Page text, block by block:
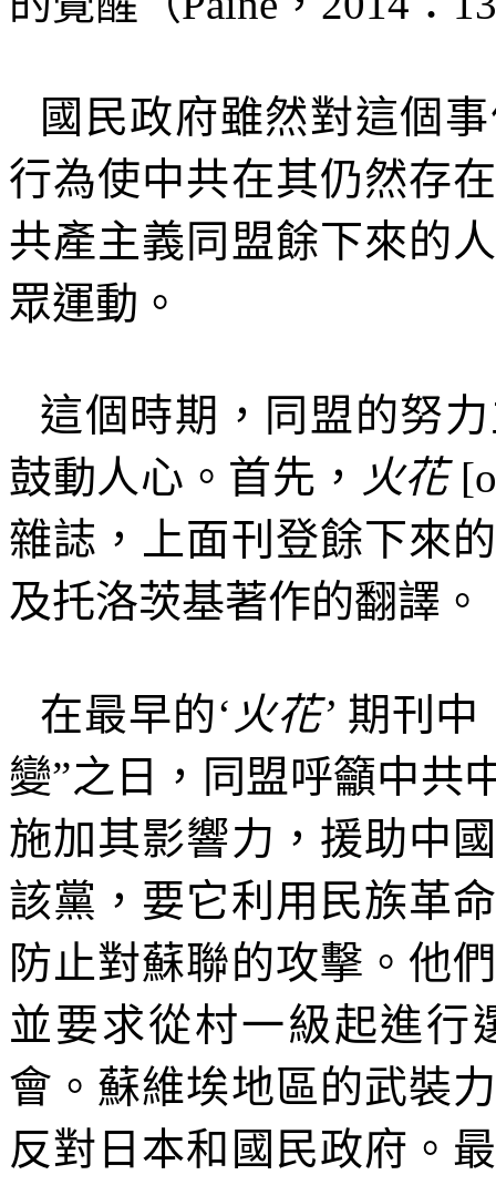
國民政府雖然對這個
行為使中共在其仍然存
共產主義同盟餘下來的
眾運動。
這個時期，同盟的努
鼓動人心。首先， 火花
雜誌，上面刊登餘下來
及托洛茨基著作的翻譯。
在最早的‘ 火花’ 期刊中
變”之日，同盟呼籲中共
施加其影響力，援助中
該黨，要它利用民族革
防止對蘇聯的攻擊。他
並要求從村一級起進行
會。蘇維埃地區的武裝
反對日本和國民政府。